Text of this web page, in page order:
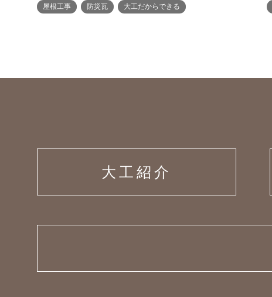
屋根工事 防災瓦 大工だからできる
大工紹介